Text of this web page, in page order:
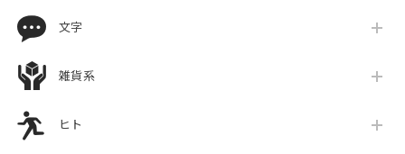
文字
雑貨系
ヒト